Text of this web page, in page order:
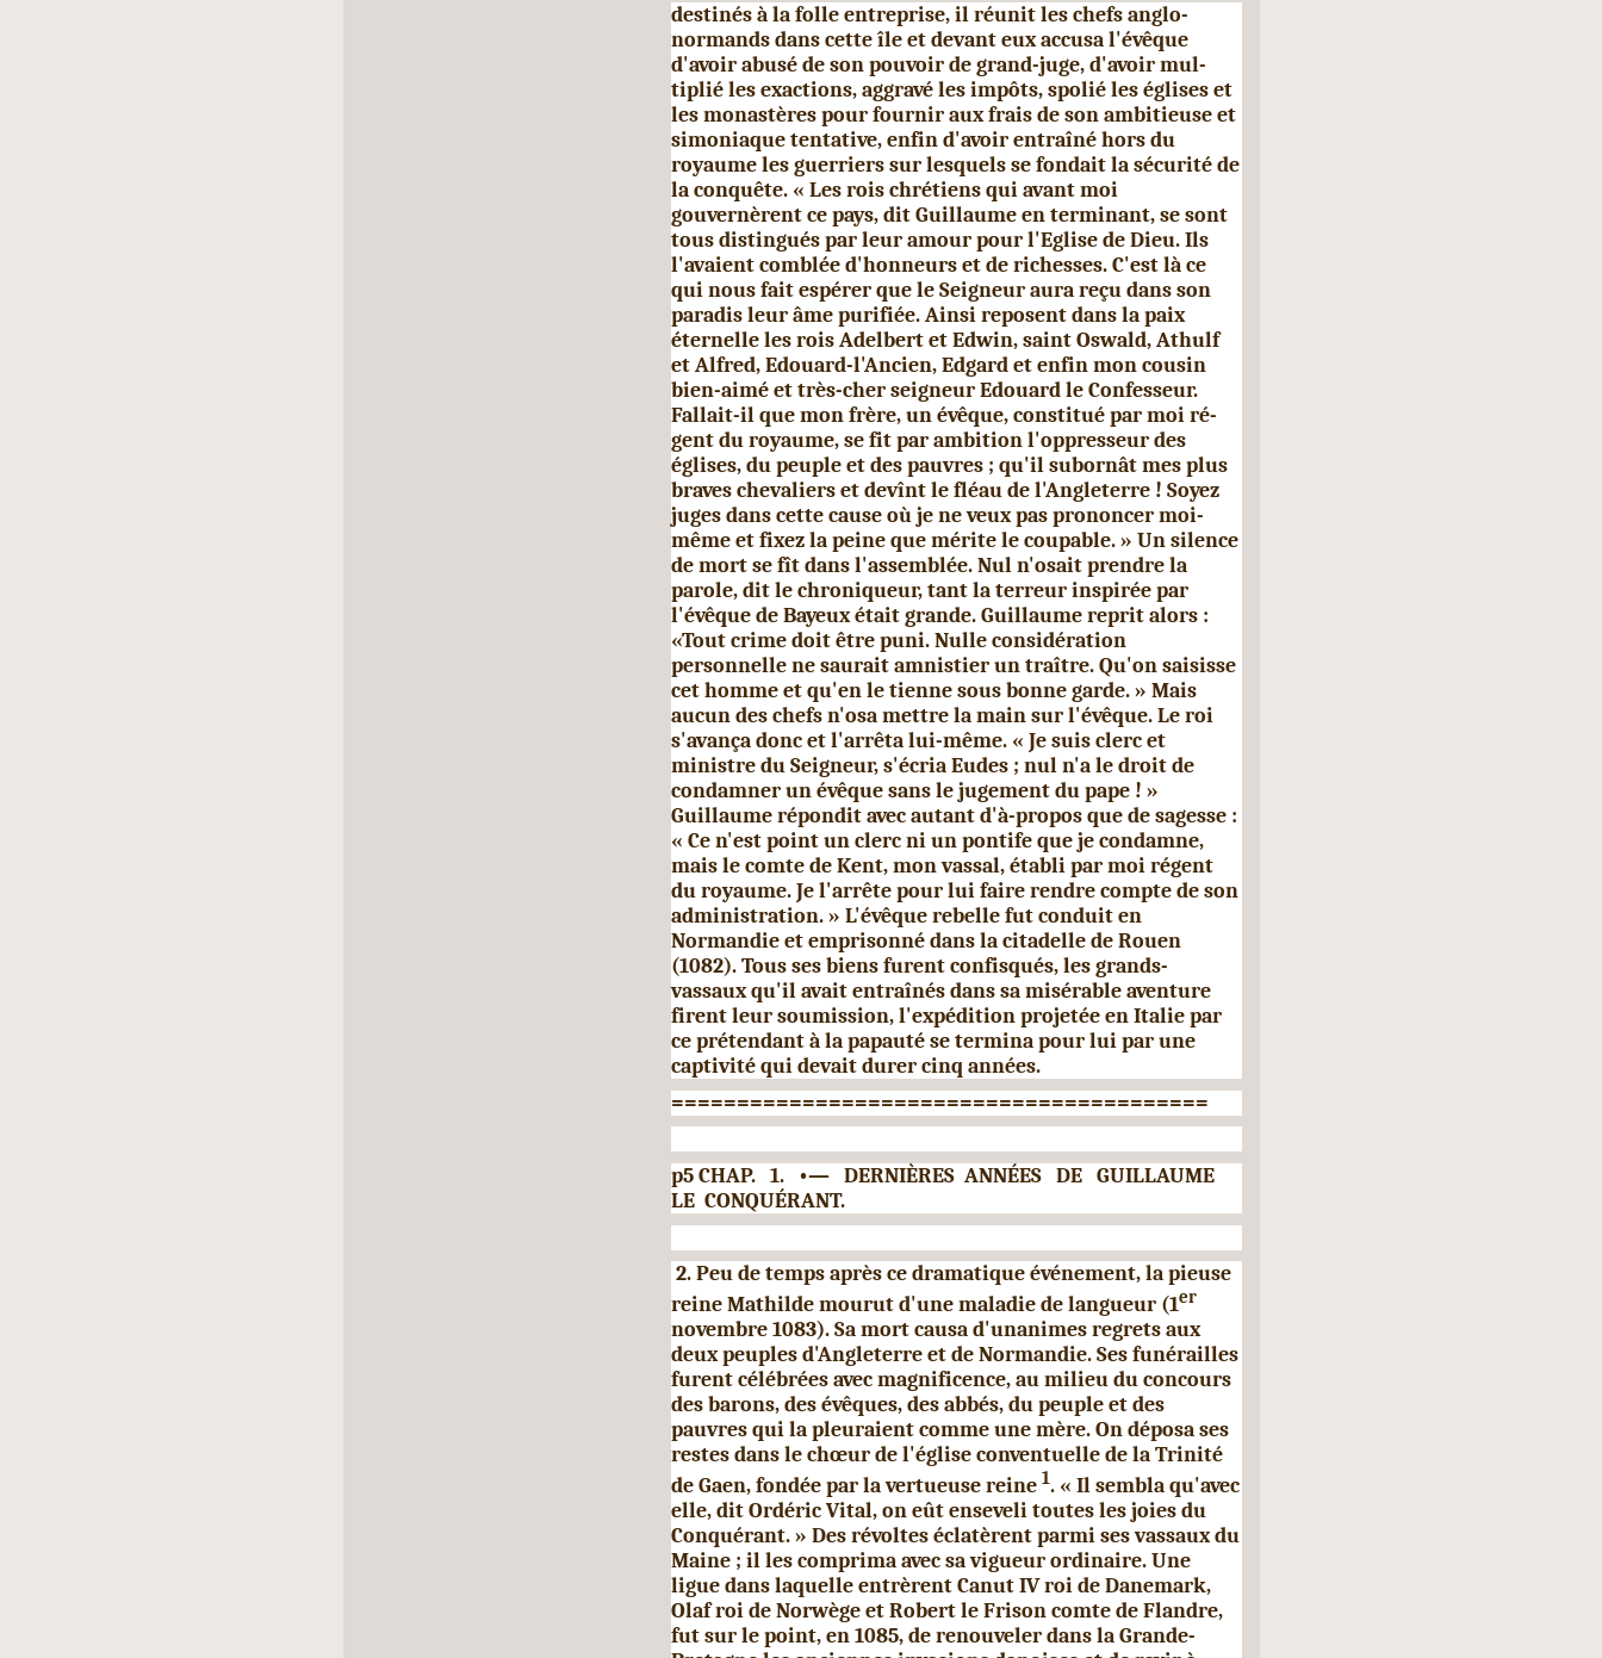
destinés à la folle entreprise, il réu­nit les chefs anglo-
normands dans cette île et devant eux accusa l'évêque
d'avoir abusé de son pouvoir de grand-juge, d'avoir mul­
tiplié les exactions, aggravé les impôts, spolié les églises et
les mo­nastères pour fournir aux frais de son ambitieuse et
simoniaque tentative, enfin d'avoir entraîné hors du
royaume les guerriers sur lesquels se fondait la sécurité de
la conquête. « Les rois chrétiens qui avant moi
gouvernèrent ce pays, dit Guillaume en terminant, se sont
tous distingués par leur amour pour l'Eglise de Dieu. Ils
l'avaient comblée d'honneurs et de richesses. C'est là ce
qui nous fait espérer que le Seigneur aura reçu dans son
paradis leur âme purifiée. Ainsi reposent dans la paix
éternelle les rois Adelbert et Edwin, saint Oswald, Athulf
et Alfred, Edouard-l'Ancien, Edgard et enfin mon cousin
bien-aimé et très-cher seigneur Edouard le Con­fesseur.
Fallait-il que mon frère, un évêque, constitué par moi ré­
gent du royaume, se fit par ambition l'oppresseur des
églises, du peuple et des pauvres ; qu'il subornât mes plus
braves chevaliers et devînt le fléau de l'Angleterre ! Soyez
juges dans cette cause où je ne veux pas prononcer moi-
même et fixez la peine que mérite le coupable. » Un silence
de mort se fît dans l'assemblée. Nul n'osait prendre la
parole, dit le chroniqueur, tant la terreur inspirée par
l'évêque de Bayeux était grande. Guillaume reprit alors :
«Tout crime doit être puni. Nulle considération
personnelle ne saurait amnistier un traître. Qu'on saisisse
cet homme et qu'en le tienne sous bonne garde. » Mais
aucun des chefs n'osa mettre la main sur l'évêque. Le roi
s'avança donc et l'arrêta lui-même. « Je suis clerc et
ministre du Seigneur, s'écria Eudes ; nul n'a le droit de
condam­ner un évêque sans le jugement du pape ! »
Guillaume répondit avec autant d'à-propos que de sagesse :
« Ce n'est point un clerc ni un pontife que je condamne,
mais le comte de Kent, mon vassal, établi par moi régent
du royaume. Je l'arrête pour lui faire rendre compte de son
administration. » L'évêque rebelle fut conduit en
Normandie et emprisonné dans la citadelle de Rouen
(1082). Tous ses biens furent confisqués, les grands-
vassaux qu'il avait entraînés dans sa misérable aventure
firent leur soumission, l'expédition projetée en Italie par
ce prétendant à la papauté se termina pour lui par une
captivité qui devait durer cinq années.
=========================================
p5 CHAP.1. •— DERNIÈRES ANNÉES DE GUILLAUME
LE CONQUÉRANT.
2. Peu de temps après ce dramatique événement, la pieuse
reineMathilde mourut d'une maladie de langueur (1er
novembre 1083). Sa mort causa d'unanimes regrets aux
deux peuples d'Angleterreet de Normandie. Ses funérailles
furent célébrées avec magnificence,au milieu du concours
des barons, des évêques, des abbés, du peu­ple et des
pauvres qui la pleuraient comme une mère. On déposa ses
restes dans le chœur de l'église conventuelle de la Trinité
de Gaen, fondée par la vertueuse reine 1. « Il sembla qu'avec
elle, dit OrdéricVital, on eût enseveli toutes les joies du
Conquérant. » Des révolteséclatèrent parmi ses vassaux du
Maine ; il les comprima avec sa vigueur ordinaire. Une
ligue dans laquelle entrèrent CanutIVroide Danemark,
Olaf roi de Norwège et Robert le Frison comte de Flandre,
fut sur le point, en 1085, de renouveler dans la Grande-